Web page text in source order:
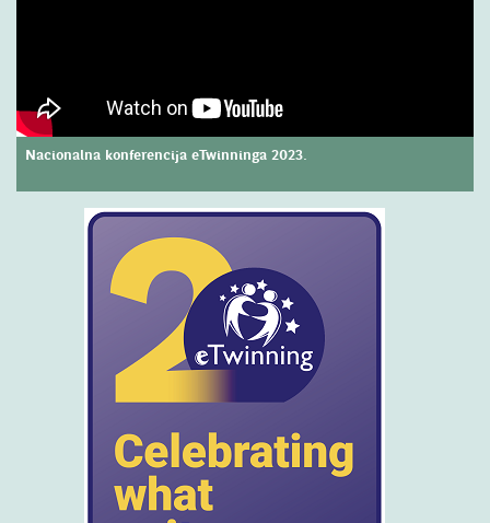
Nacionalna konferencija eTwinninga 2023.